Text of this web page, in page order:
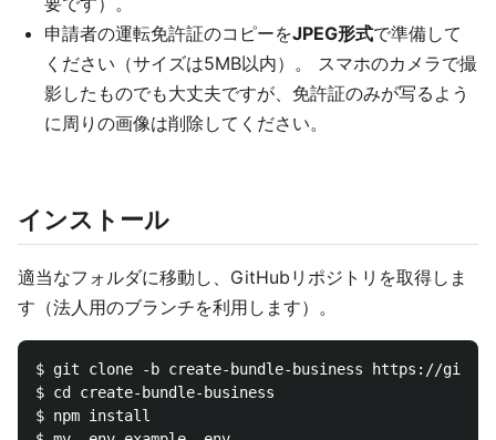
申請者の運転免許証のコピーをJPEG形式で準備して
ください（サイズは5MB以内）。 スマホのカメラで撮
影したものでも大丈夫ですが、免許証のみが写るよう
に周りの画像は削除してください。
インストール
適当なフォルダに移動し、GitHubリポジトリを取得しま
す（法人用のブランチを利用します）。
$ git clone -b create-bundle-business https://
$ cd create-bundle-business
$ npm install